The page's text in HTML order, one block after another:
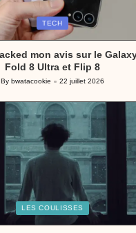
TECH
mon avis sur le
Fold 8 Ultra et Flip 8
Posted
By bwatacookie 22 juillet 2026
LES COULISSES